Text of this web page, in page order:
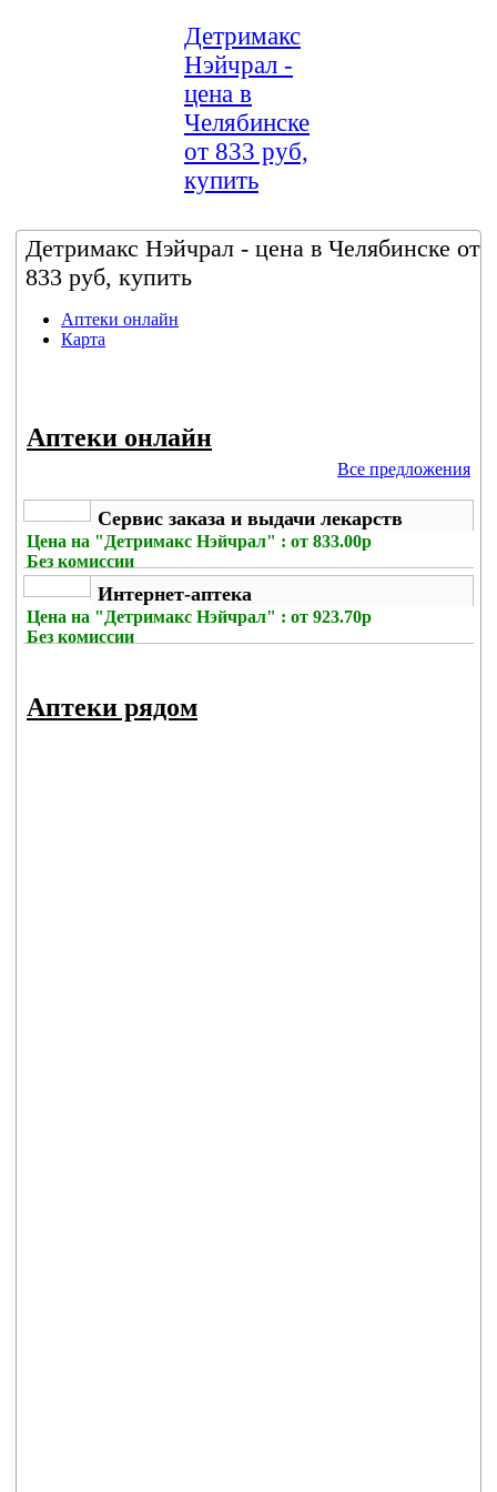
Детримакс
Нэйчрал -
цена в
Челябинске
от 833 руб,
купить
Детримакс Нэйчрал - цена в Челябинске от
833 руб, купить
Аптеки онлайн
Карта
Аптеки онлайн
Все предложения
Сервис заказа и выдачи лекарств
Цена на "Детримакс Нэйчрал" : от 833.00р
Без комиссии
Интернет-аптека
Цена на "Детримакс Нэйчрал" : от 923.70р
Без комиссии
Аптеки рядом